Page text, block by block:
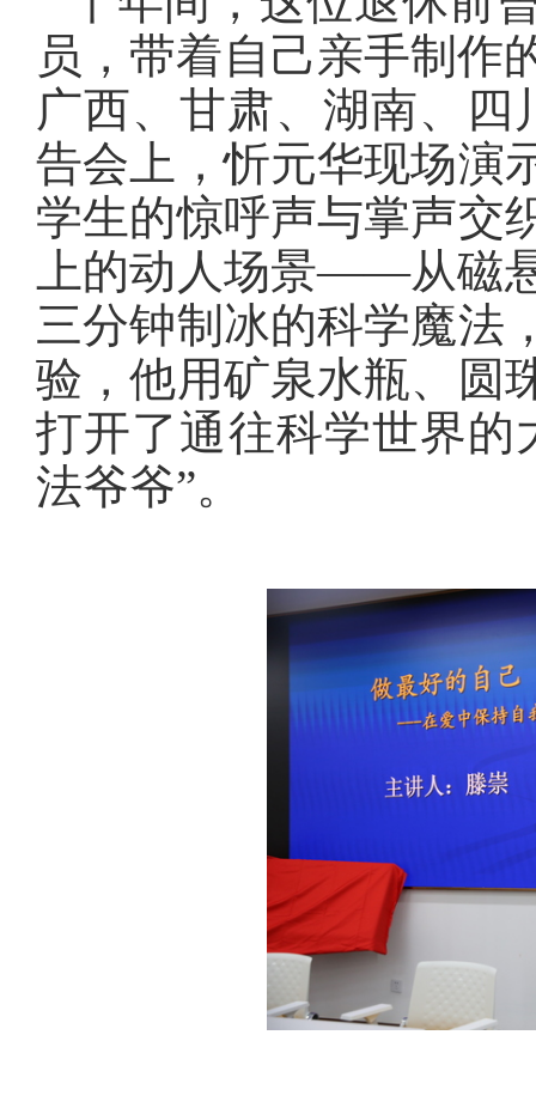
员，带着自己亲手制作
广西、甘肃、湖南、四
告会上，忻元华现场演
学生的惊呼声与掌声交
上的动人场景——从磁
三分钟制冰的科学魔法
验，他用矿泉水瓶、圆
打开了通往科学世界的
法爷爷”。